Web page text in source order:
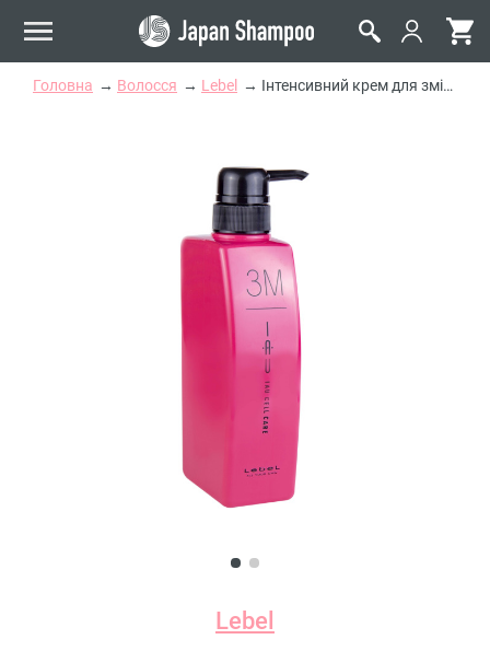
Головна Волосся Lebel Інтенсивний крем для зміцнення волосся Lebel IAU Cell Serum Melt 3M
Lebel